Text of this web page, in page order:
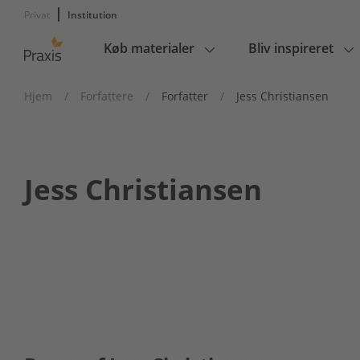
Privat Institution
Main
Køb materialer Bliv inspireret
Hjem / Forfattere / Forfatter / Jess Christiansen
Jess Christiansen